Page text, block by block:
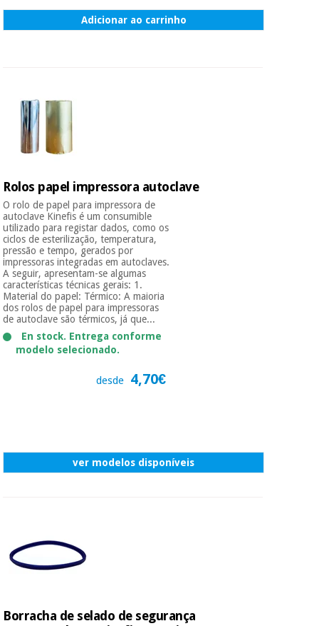
Adicionar ao carrinho
Rolos papel impressora autoclave
O rolo de papel para impressora de
autoclave Kinefis é um consumible
utilizado para registar dados, como os
ciclos de esterilização, temperatura,
pressão e tempo, gerados por
impressoras integradas em autoclaves.
A seguir, apresentam-se algumas
características técnicas gerais: 1.
Material do papel: Térmico: A maioria
dos rolos de papel para impressoras
de autoclave são térmicos, já que...
En stock. Entrega conforme
modelo selecionado.
desde 4,70€
ver modelos disponíveis
Borracha de selado de segurança